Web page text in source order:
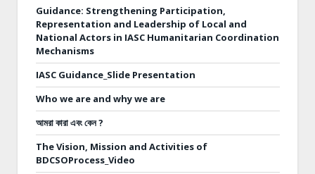
Guidance: Strengthening Participation,
Representation and Leadership of Local and
National Actors in IASC Humanitarian Coordination
Mechanisms
IASC Guidance_Slide Presentation
Who we are and why we are
আমরা কারা এবং কেন ?
The Vision, Mission and Activities of
BDCSOProcess_Video